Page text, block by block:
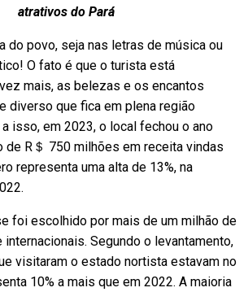
atrativos do Pará
do povo, seja nas letras de música ou
O fato é que o turista está
mais, as belezas e os encantos
diverso que fica em plena região
isso, em 2023, o local fechou o ano
de R＄ 750 milhões em receita vindas
representa uma alta de 13%, na
foi escolhido por mais de um milhão de
Segundo o levantamento,
visitaram o estado nortista estavam no
10% a mais que em 2022. A maioria